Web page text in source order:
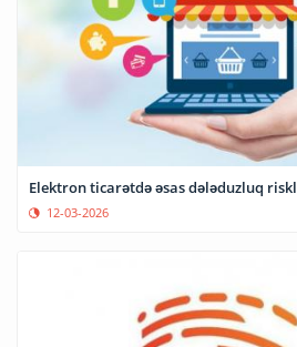
Elektron ticarətdə əsas dələduzluq
12-03-2026